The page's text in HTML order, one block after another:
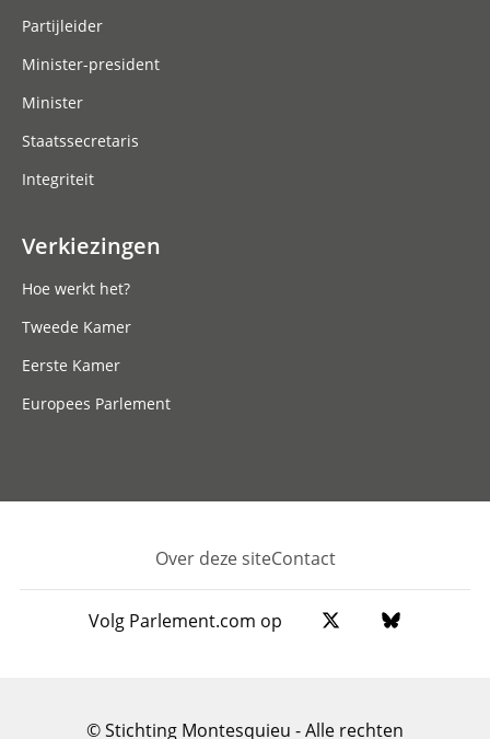
Partijleider
Minister-president
Minister
Staatssecretaris
Integriteit
Verkiezingen
Hoe werkt het?
Tweede Kamer
Eerste Kamer
Europees Parlement
Footer
Over deze siteContact
Volg Parlement.com op
© Stichting Montesquieu - Alle rechten